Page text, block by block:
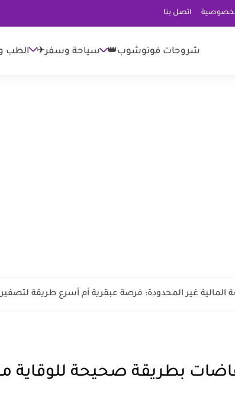
اتصل بنا
شروحات فوتوشوب👑 سياحة وسفر✈ الطب
المالية غير المحدودة: فرصة عبقرية أم أسرع طريقة
بطريقة صحيحة للوقاية